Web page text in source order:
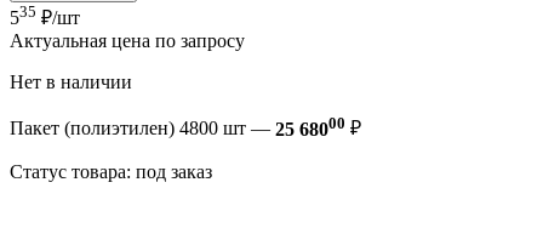
535 ₽/шт
Актуальная цена по запросу
Нет в наличии
Пакет (полиэтилен) 4800 шт — 25 68000 ₽
Статус товара: под заказ